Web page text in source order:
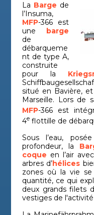
La Barge de
l’Insuma,
MFP-366 est
une
barge
de
débarqueme
nt de type A,
construite
pour la
situé en Bavière,
Marseille. Lors de
MFP-366 est
4e flottille de
Sous l’eau,
profondeur, la
coque en l’air
arbres d’hélices
zones où la vie
quantité, ce qui
deux grands filets
vestiges de